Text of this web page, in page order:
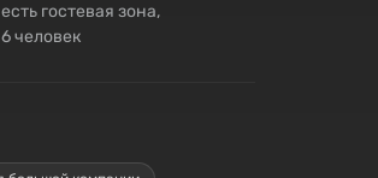
гостевая зона,
человек